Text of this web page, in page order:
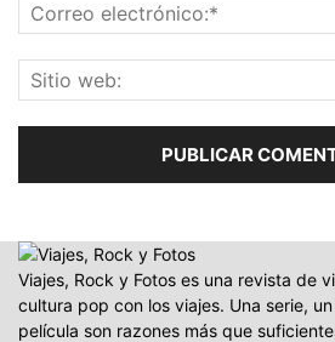
Viajes, Rock y Fotos es una revista de
cultura pop con los viajes. Una serie,
película son razones más que